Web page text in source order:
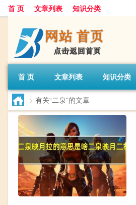
首 页 文章列表 知识分类
首 页 文章列表 知识分类
> 有关“二泉”的文章